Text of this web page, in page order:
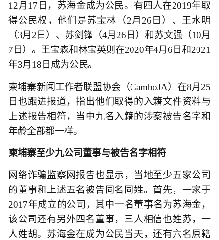
12月17日，苏海金成为公民。有四人在2019年取
得公民权，他们是苏宝林（2月26日）、王水明
（3月2日）、苏剑锋（4月26日）和苏文强（10月
7日）。王宝森和林宝英则在2020年4月6日和2021
年3月18日成为公民。
柬埔寨新闻工作者联盟协会（CamboJA）在8月25
日也跟进报道，指出他们取得的入籍文件资料与
上述报告相符，当中九名入籍的涉案被告名字和
年龄全部都一样。
柬埔寨至少九公司董事与被告名字相符
网络诈骗监察网报告也显示，当地至少五家公司
的董事和上述五名被告同名同姓。首先，一家于
2017年成立的公司，其中一名董事名为苏海金，
该公司还有另外四名董事，三人相信也姓苏，一
人姓胡。苏海金在成为公民当天，还有六名原籍